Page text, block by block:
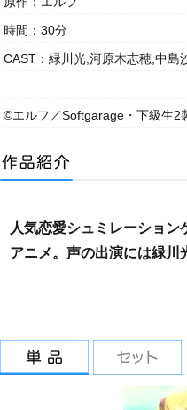
時間：30分
CAST：緑川光,河原木志穂,中島
©エルフ／Softgarage・下級生2
人気恋愛シュミレーショ
アニメ。声の出演には緑川